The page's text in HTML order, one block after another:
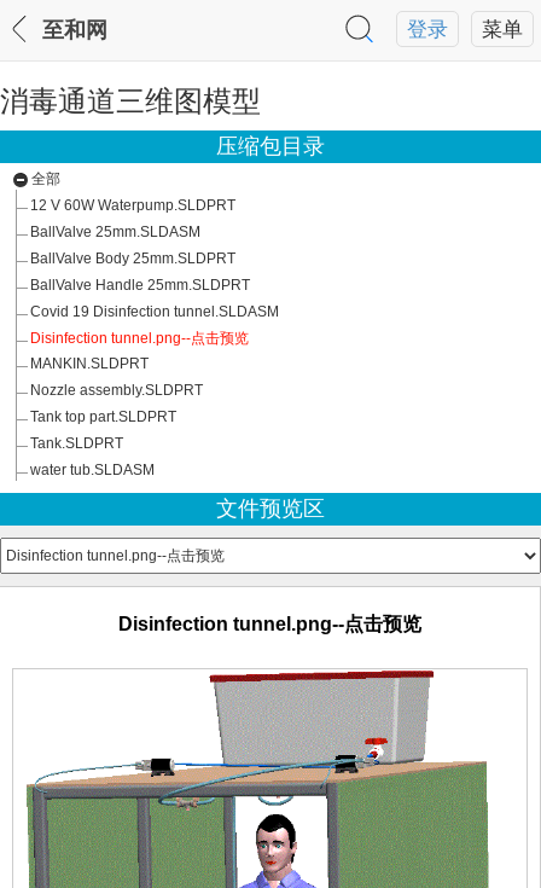
菜单
登录
至和网
消毒通道三维图模型
压缩包目录
全部
12 V 60W Waterpump.SLDPRT
BallValve 25mm.SLDASM
BallValve Body 25mm.SLDPRT
BallValve Handle 25mm.SLDPRT
Covid 19 Disinfection tunnel.SLDASM
Disinfection tunnel.png--点击预览
MANKIN.SLDPRT
Nozzle assembly.SLDPRT
Tank top part.SLDPRT
Tank.SLDPRT
water tub.SLDASM
文件预览区
Disinfection tunnel.png--点击预览